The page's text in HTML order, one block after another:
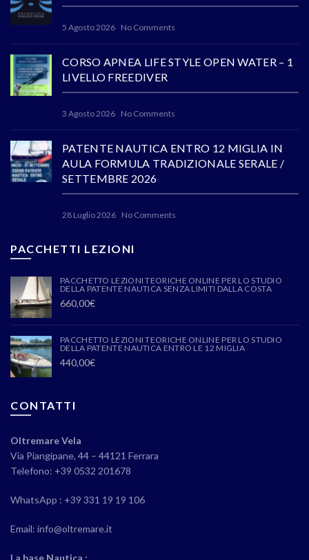
5 Agosto 2026 No Comments
CORSO APNEA LIFE STYLE OPEN WATER – 1
LIVELLO FREEDIVER
3 Agosto 2026 No Comments
PATENTE NAUTICA ENTRO 12 MIGLIA IN
AULA FORMULA TRADIZIONALE SERALE /
SETTEMBRE 2026
28 Luglio 2026 No Comments
PACCHETTI LEZIONI
PACCHETTO LEZIONI TEORICHE ONLINE PER LO STUDIO
DELLA PATENTE NAUTICA SENZA LIMITI DALLA COSTA
660,00€
PACCHETTO LEZIONI TEORICHE ONLINE PER LO STUDIO
DELLA PATENTE NAUTICA ENTRO LE 12 MIGLIA
440,00€
CONTATTI
Oltremare Vela
Via Piangipane, 44 – 44121 Ferrara
Telefono: +39 0532 201678
WhatsApp : +39 331 19 19 106
Email: info@oltremare.it
La base Nautica :